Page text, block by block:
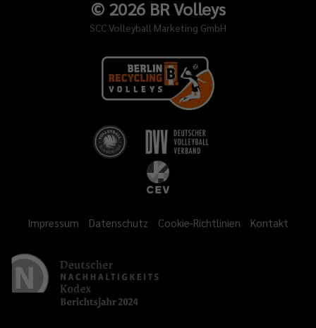
© 2026BR Volleys
SCC Volleyball Marketing GmbH
Impressum Datenschutz Cookie-Richtlinien Kontakt